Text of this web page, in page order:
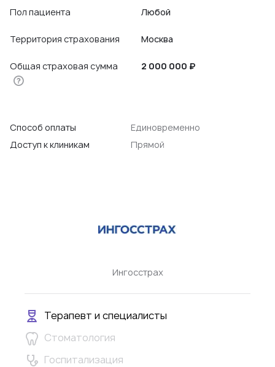
Пол пациента Любой
Территория страхования Москва
Общая страховая сумма 2 000 000 ₽
Способ оплаты
Единовременно
Доступ к клиникам
Прямой
Ингосстрах
Терапевт и специалисты
Стоматология
Госпитализация